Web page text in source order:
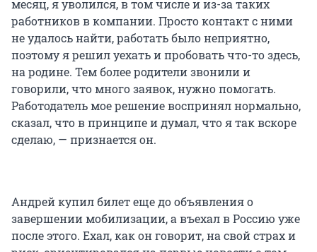
месяц, я уволился, в том числе и из-за таких
работников в компании. Просто контакт с ними
не удалось найти, работать было неприятно,
поэтому я решил уехать и пробовать что-то здесь,
на родине. Тем более родители звонили и
говорили, что много заявок, нужно помогать.
Работодатель мое решение воспринял нормально,
сказал, что в принципе и думал, что я так вскоре
сделаю, — признается он.
Андрей купил билет еще до объявления о
завершении мобилизации, а въехал в Россию уже
после этого. Ехал, как он говорит, на свой страх и